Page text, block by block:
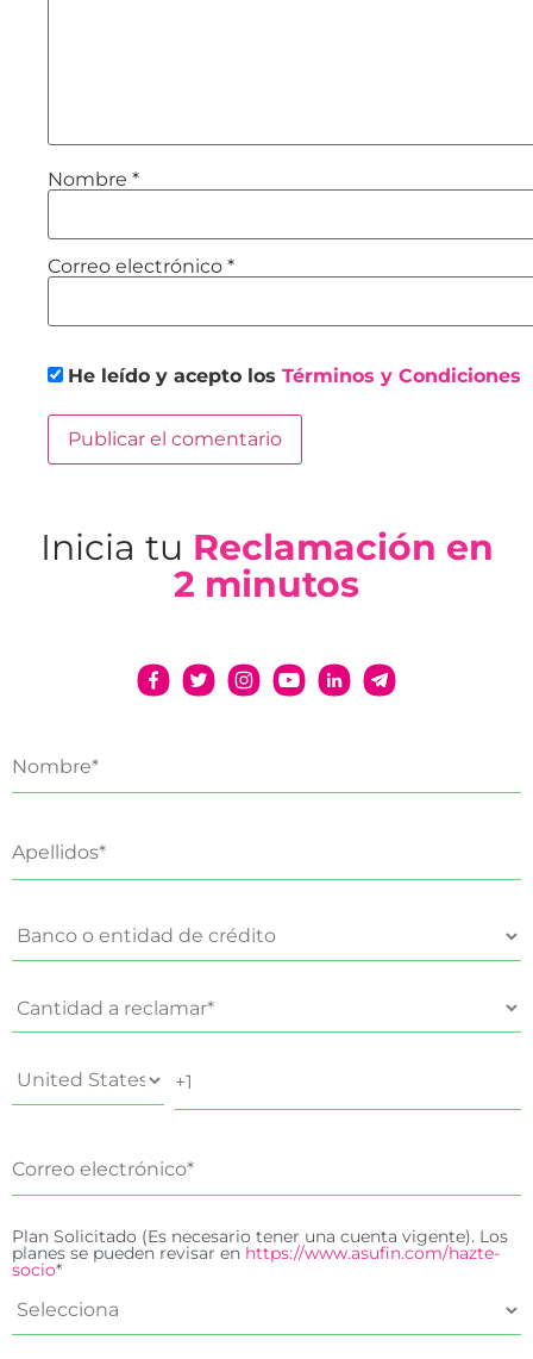
Nombre *
Correo electrónico *
He leído y acepto los Términos y Condiciones
Inicia tu Reclamación en
2 minutos
Plan Solicitado (Es necesario tener una cuenta vigente). Los
planes se pueden revisar en https://www.asufin.com/hazte-
socio*